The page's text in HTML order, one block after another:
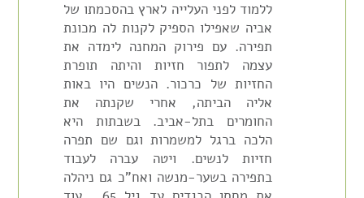
ללמוד לפני העלייה לארץ בהסכמתו של
אביה שאפילו הספיק לקנות לה מכונת
תפירה. עם פירוק המחנה לימדה את
עצמה לתפור חזיות והיתה תופרת
החזיות של כרכור. הנשים היו באות
אליה הביתה, אחרי שקנתה את
החומרים בתל-אביב. בשבתות היא
הלכה ברגל למשמרות וגם שם תפרה
חזיות לנשים. ויטה עברה לעבוד
בתפירה בשער-מנשה ואח"כ גם ניהלה